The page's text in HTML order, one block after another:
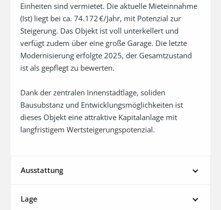
Einheiten sind vermietet. Die aktuelle Mieteinnahme
(Ist) liegt bei ca. 74.172 €/Jahr, mit Potenzial zur
Steigerung. Das Objekt ist voll unterkellert und
verfügt zudem über eine große Garage. Die letzte
Modernisierung erfolgte 2025, der Gesamtzustand
ist als gepflegt zu bewerten.
Dank der zentralen Innenstadtlage, soliden
Bausubstanz und Entwicklungsmöglichkeiten ist
dieses Objekt eine attraktive Kapitalanlage mit
langfristigem Wertsteigerungspotenzial.
Ausstattung
Lage